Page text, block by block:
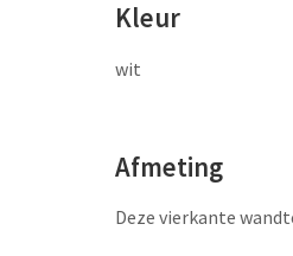
Kleur
wit
Afmeting
Deze vierkante